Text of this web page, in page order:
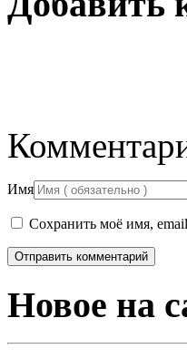
Имя
Сохранить моё имя,
Новое на